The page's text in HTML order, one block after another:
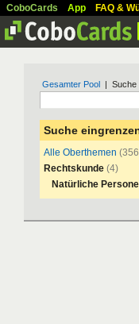
CoboCards App FAQ &
Gesamter Pool | Suche
Suche
Alle Oberthemen
Rechtskunde (4)
Natürliche